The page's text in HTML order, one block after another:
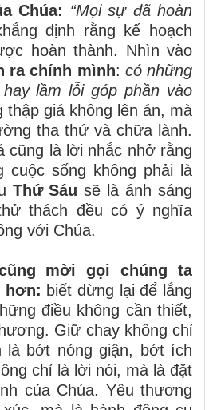
Chúa: “Mọi sự đã hoàn
định rằng kế hoạch
hoàn thành. Nhìn vào
ra chính mình: có những
lầm lỗi góp phần vào
thập giá không lên án, mà
tha thứ và chữa lành.
cũng là lời nhắc nhở rằng
cuộc sống không phải là
Thứ Sáu sẽ là ánh sáng
thách đều có ý nghĩa
với Chúa.
mời gọi chúng ta
hơn: biết dừng lại để lắng
điều không cần thiết,
Giữ chay không chỉ
là bớt nóng giận, bớt ích
chỉ là lời nói, mà là đặt
của Chúa. Yêu thương